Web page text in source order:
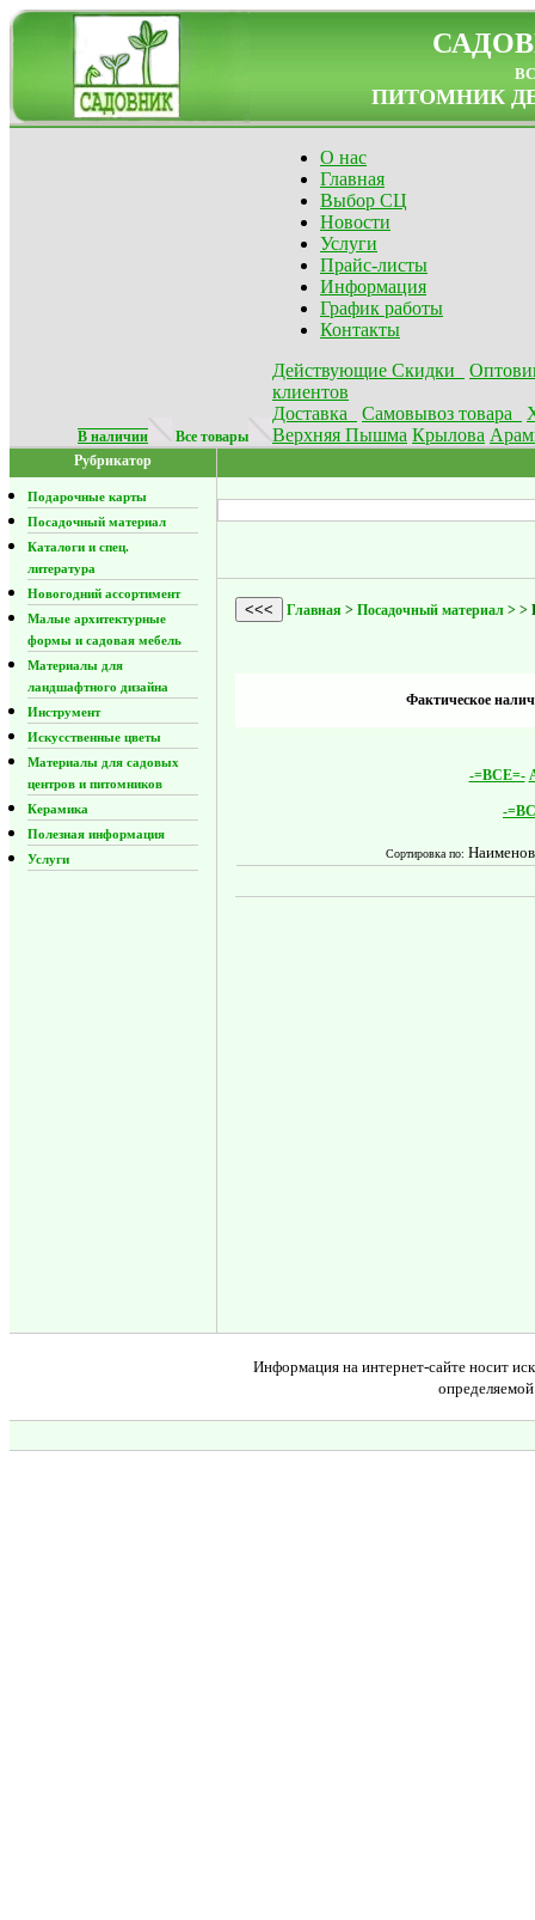
ПИТОМНИК
В наличии Все товары
О нас
Главная
Выбор СЦ
Новости
Услуги
Прайс-листы
Информация
График работы
Контакты
Действующие Скидки
клиентов
Доставка
Самовывоз товара
Верхняя Пышма Крылова
Рубрикатор
Подарочные карты
Посадочный материал
Каталоги и спец.
литература
Новогодний ассортимент
Малые архитектурные
формы и садовая мебель
Материалы для
ландшафтного дизайна
Инструмент
Искусственные цветы
Материалы для садовых
центров и питомников
Керамика
Полезная информация
Услуги
<<< Главная > Посадочный материал > >
Фактическое
-=ВСЕ=-
-
Сортировка по:
Информация на интернет-сайте носит